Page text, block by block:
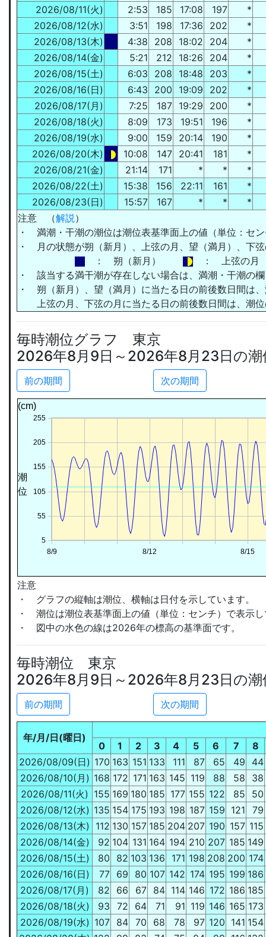
2026/08/11(火)
2:53 185 17:08 197
*
2026/08/12(水)
3:51 198 17:36 202
*
2026/08/13(木)
4:38 208 18:02 204
*
2026/08/14(金)
5:21 212 18:26 204
*
2026/08/15(土)
6:03 208 18:48 203
*
2026/08/16(日)
6:43 200 19:09 202
*
2026/08/17(月)
7:25 187 19:29 200
*
2026/08/18(火)
8:09 173 19:51 196
*
2026/08/19(水)
9:00 159 20:14 190
*
2026/08/20(木)
10:08 147 20:41 181
*
2026/08/21(金)
21:14 171 * *
*
2026/08/22(土)
15:38 156 22:11 161
*
2026/08/23(日)
15:57 167 * *
*
注意 （解説）
・ 満潮・干潮の潮位は潮位表基準面上の値 （単位：セ
・ 月の状態が朔（新月）、上弦の月、望（満月）、下
： 朔（新月）
： 上弦
・ 該当する満干潮が存在しない場合は、満潮・干潮の
・ 朔（新月）、望（満月）に当たる日の前後数日間は
上弦の月、下弦の月に当たる日の前後数日間は、潮位
毎時潮位グラフ 東京
2026年8月9日～2026年8月23日の潮
前の期間 次の期間
(cm)
潮
位
8/9 8/12 8/15
5
55
105
155
205
255
注意
・ グラフの縦軸は潮位、横軸は日付を示しています。
・ 潮位は潮位表基準面上の値 （単位：センチ）で表示
・ 図中の水色の線は2026年の標高の基準面です。
毎時潮位 東京
2026年8月9日～2026年8月23日の潮
前の期間 次の期間
年/月/日(曜日)
0 1 2 3 4 5 6 7
8
2026/08/09(日) 170 163 151 133 111 87 65 49
44
2026/08/10(月) 168 172 171 163 145 119 88 58
38
2026/08/11(火) 155 169 180 185 177 155 122 85
50
2026/08/12(水) 135 154 175 193 198 187 159 121
79
2026/08/13(木)
112 130 157 185 204 207 190 157 115
2026/08/14(金)
92 104 131 164 194 210 207 185 149
2026/08/15(土)
80 82 103 136 171 198 208 200 174
2026/08/16(日)
77 69 80 107 142 174 195 199 186
2026/08/17(月)
82 66 67 84 114 146 172 186 185
2026/08/18(火)
93 72 64 71 91 119 146 165 173
2026/08/19(水) 107 84 70 68 78 97 120 141 154